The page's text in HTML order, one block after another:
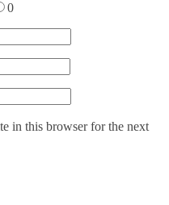
0
in this browser for the next